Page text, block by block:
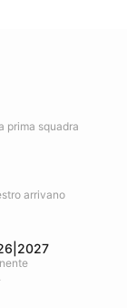
prima squadra
arrivano